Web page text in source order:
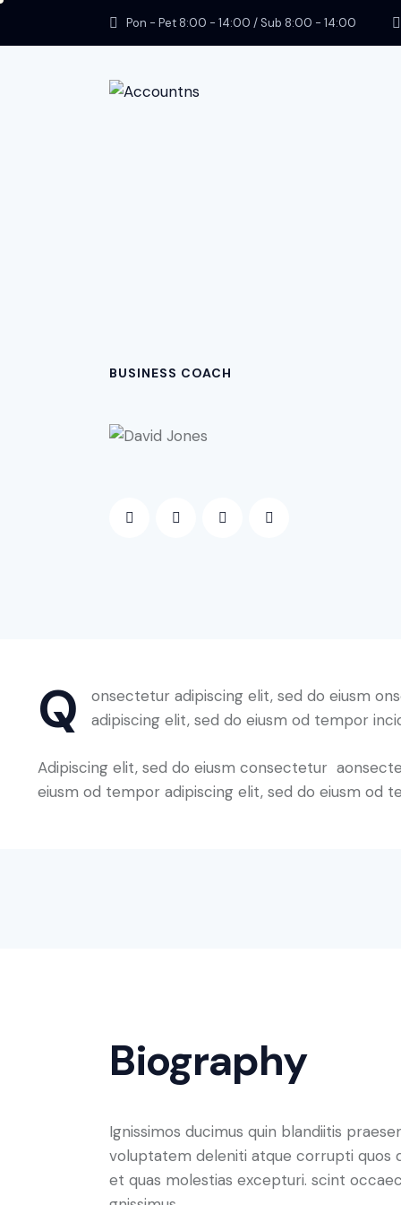
Pon - Pet 8:00 - 14:00 / Sub 8:00 - 14:00
BUSINESS COACH
Q
onsectetur adipiscing elit, sed do eiusm
adipiscing elit, sed do eiusm od tempor
Adipiscing elit, sed do eiusm consectetur
eiusm od tempor adipiscing elit, sed do eiusm od
Biography
Ignissimos ducimus quin blandiitis
voluptatem deleniti atque corrupti quos
et quas molestias excepturi. scint